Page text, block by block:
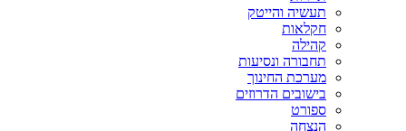
תעשיה והייטק
חקלאות
קהילה
תחבורה ונסיעות
מערכת החינוך
בישובים הדרוזים
ספורט
הנצחה